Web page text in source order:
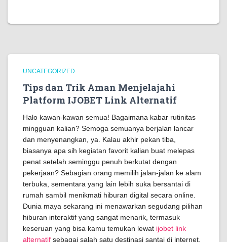
UNCATEGORIZED
Tips dan Trik Aman Menjelajahi
Platform IJOBET Link Alternatif
Halo kawan-kawan semua! Bagaimana kabar rutinitas
mingguan kalian? Semoga semuanya berjalan lancar
dan menyenangkan, ya. Kalau akhir pekan tiba,
biasanya apa sih kegiatan favorit kalian buat melepas
penat setelah seminggu penuh berkutat dengan
pekerjaan? Sebagian orang memilih jalan-jalan ke alam
terbuka, sementara yang lain lebih suka bersantai di
rumah sambil menikmati hiburan digital secara online.
Dunia maya sekarang ini menawarkan segudang pilihan
hiburan interaktif yang sangat menarik, termasuk
keseruan yang bisa kamu temukan lewat ijobet link
alternatif sebagai salah satu destinasi santai di internet.